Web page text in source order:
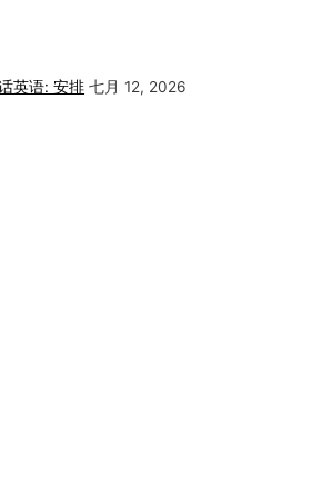
英语: 安排 七月 12, 2026